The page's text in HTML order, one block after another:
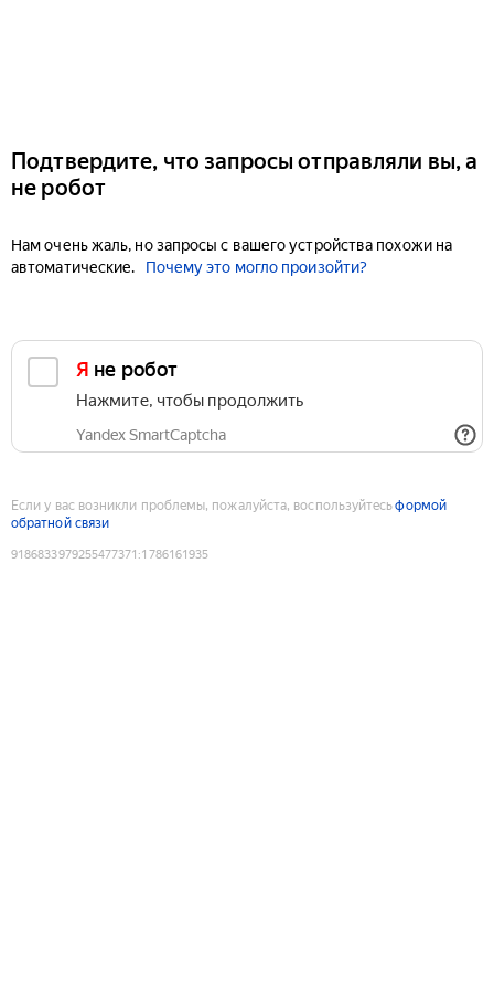
Подтвердите, что запросы отправляли вы, а
не робот
Нам очень жаль, но запросы с вашего устройства похожи на
автоматические.
Почему это могло произойти?
Я не робот
Нажмите, чтобы продолжить
Yandex SmartCaptcha
Если у вас возникли проблемы, пожалуйста, воспользуйтесьформой
обратной связи
9186833979255477371 :1786161935